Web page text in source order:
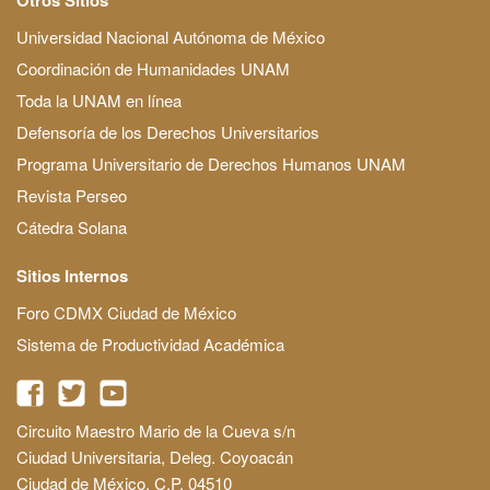
Universidad Nacional Autónoma de México
Coordinación de Humanidades UNAM
Toda la UNAM en línea
Defensoría de los Derechos Universitarios
Programa Universitario de Derechos Humanos UNAM
Revista Perseo
Cátedra Solana
Sitios Internos
Foro CDMX Ciudad de México
Sistema de Productividad Académica
Circuito Maestro Mario de la Cueva s/n
Ciudad Universitaria, Deleg. Coyoacán
Ciudad de México, C.P. 04510